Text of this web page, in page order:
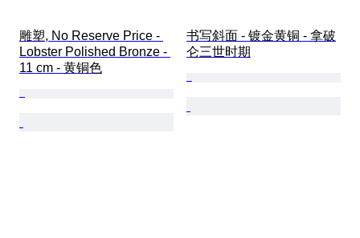
雕塑, No Reserve Price -
Lobster Polished Bronze -
11 cm - 黄铜色
书写斜面 - 镀金黄铜 - 拿破
仑三世时期